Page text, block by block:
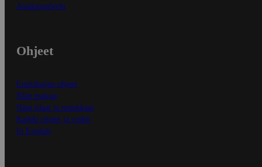
Asiakaspalvelu
Ohjeet
Ensitilaajan ohjeet
Näin maksat
Näin tilaat ja muokkaat
Kaikki ohjeet ja vinkit
In English